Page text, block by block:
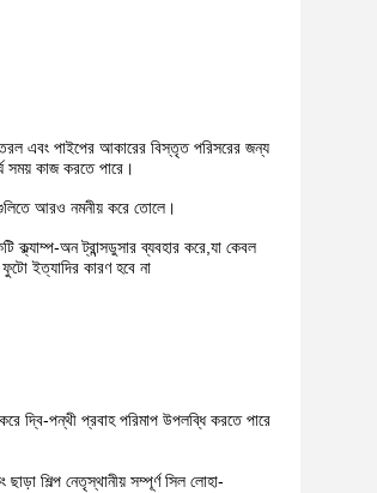
তরল এবং পাইপের আকারের বিস্তৃত পরিসরের জন্য
সময় কাজ করতে পারে।
আরও নমনীয় করে তোলে।
অন ট্রান্সডুসার ব্যবহার করে,যা কেবল
ইত্যাদির কারণ হবে না
দ্বি-পন্থী প্রবাহ পরিমাপ উপলব্ধি করতে পারে
শিল্প নেতৃস্থানীয় সম্পূর্ণ সিল লোহা-